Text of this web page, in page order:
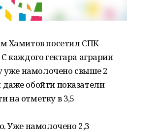
Хамитов посетил СПК
каждого гектара аграрии
уже намолочено свыше 2
обойти показатели
на отметку в 3,5
Уже намолочено 2,3